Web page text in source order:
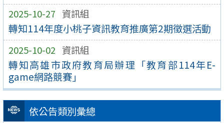
2025-10-27 資訊組
轉知114年度小桃子資訊教育推廣第2期徵選活動
2025-10-02 資訊組
轉知高雄市政府教育局辦理「教育部114年E-
game網路競賽」
依公告類別彙總